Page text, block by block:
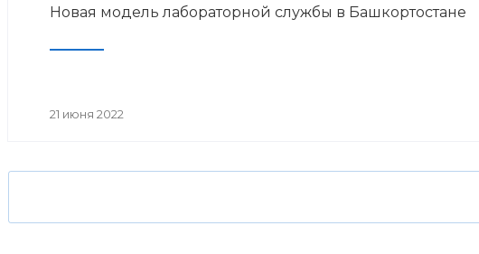
Новая модель лабораторной службы в Башкортостане
21 июня 2022